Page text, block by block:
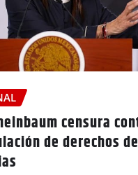
censura
de derechos